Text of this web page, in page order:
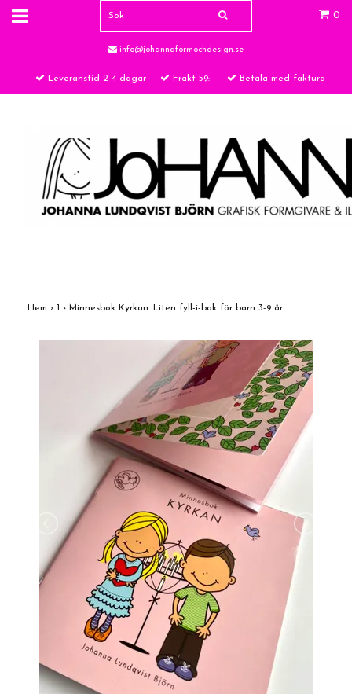
0
info@johannaformochdesign.se
Leveranstid 2-4 dagar Frakt 59:- Betala med faktura
Hem › 1 › Minnesbok Kyrkan. Liten fyll-i-bok för barn 3-9 år